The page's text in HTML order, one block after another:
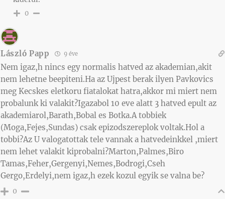
0
László Papp 9 éve
Nem igaz,h nincs egy normalis hatved az akademian,akit
nem lehetne beepiteni.Ha az Ujpest berak ilyen Pavkovics
meg Kecskes eletkoru fiatalokat hatra,akkor mi miert nem
probalunk ki valakit?Igazabol 10 eve alatt 3 hatved epult az
akademiarol,Barath,Bobal es Botka.A tobbiek
(Moga,Fejes,Sundas) csak epizodszereplok voltak.Hol a
tobbi?Az U valogatottak tele vannak a hatvedeinkkel ,miert
nem lehet valakit kiprobalni?Marton,Palmes,Biro
Tamas,Feher,Gergenyi,Nemes,Bodrogi,Cseh
Gergo,Erdelyi,nem igaz,h ezek kozul egyik se valna be?
0